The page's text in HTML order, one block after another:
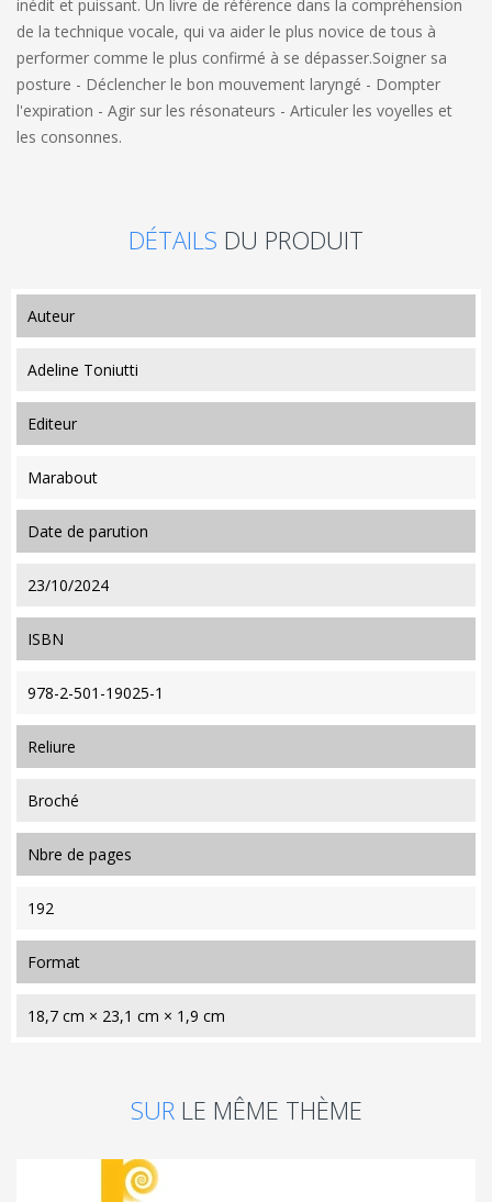
inédit et puissant. Un livre de référence dans la compréhension
de la technique vocale, qui va aider le plus novice de tous à
performer comme le plus confirmé à se dépasser.Soigner sa
posture - Déclencher le bon mouvement laryngé - Dompter
l'expiration - Agir sur les résonateurs - Articuler les voyelles et
les consonnes.
DÉTAILS DU PRODUIT
auteur
Adeline Toniutti
editeur
Marabout
date de parution
23/10/2024
ISBN
978-2-501-19025-1
reliure
Broché
nbre de pages
192
format
18,7 cm × 23,1 cm × 1,9 cm
SUR LE MÊME THÈME